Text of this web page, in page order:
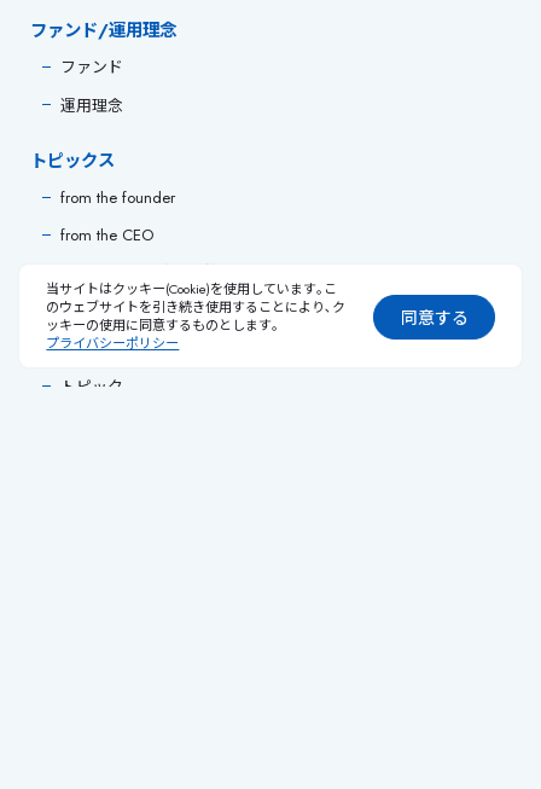
ファンド/運用理念
ファンド
運用理念
トピックス
from the founder
from the CEO
エンダウメントLab.
マーケット・フラッシュ
トピック
当サイトはクッキー(Cookie)を使用しています｡こ
のウェブサイトを引き続き使用することにより､ク
ッキーの使用に同意するものとします｡
プライバシーポリシー
同意する